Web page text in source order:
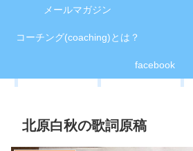
メールマガジン
コーチング(coaching)とは？
facebook
北原白秋の歌詞原稿